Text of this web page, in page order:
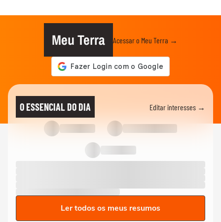
Meu Terra Acessar o Meu Terra →
O ESSENCIAL DO DIA Editar interesses →
Ler todos os meus resumos